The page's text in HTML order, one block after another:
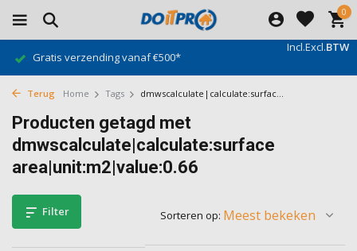
0
Incl.Excl.BTW
Gratis verzending vanaf €500*
Terug Home Tags dmwscalculate|calculate:surfac...
Producten getagd met
dmwscalculate|calculate:surface
area|unit:m2|value:0.66
Filter Sorteren op: